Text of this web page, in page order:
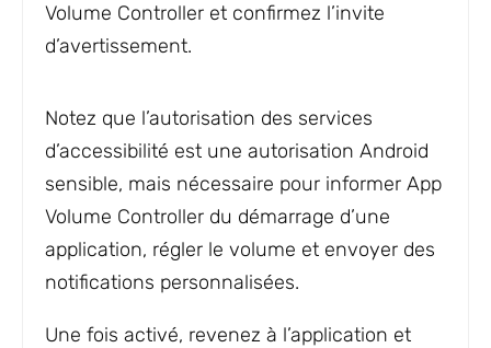
Volume Controller et confirmez l’invite
d’avertissement.
Notez que l’autorisation des services
d’accessibilité est une autorisation Android
sensible, mais nécessaire pour informer App
Volume Controller du démarrage d’une
application, régler le volume et envoyer des
notifications personnalisées.
Une fois activé, revenez à l’application et